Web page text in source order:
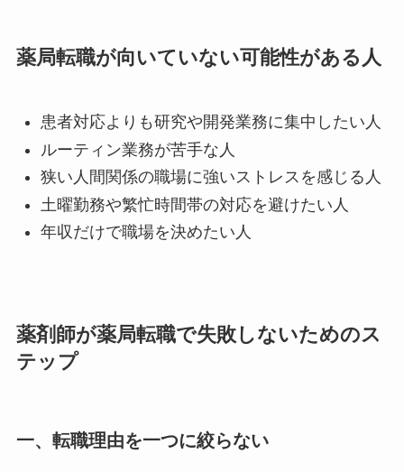
薬局転職が向いていない可能性がある人
患者対応よりも研究や開発業務に集中したい人
ルーティン業務が苦手な人
狭い人間関係の職場に強いストレスを感じる人
土曜勤務や繁忙時間帯の対応を避けたい人
年収だけで職場を決めたい人
薬剤師が薬局転職で失敗しないためのス
テップ
一、転職理由を一つに絞らない